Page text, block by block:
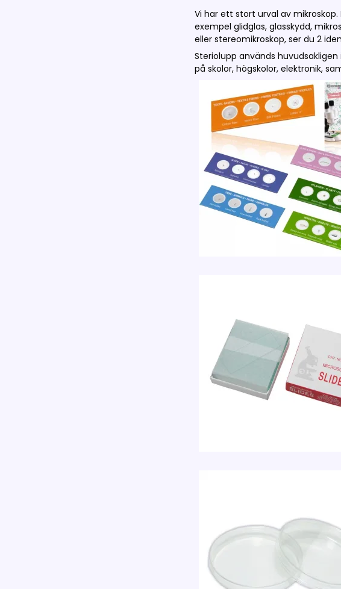
Vi har ett stort urval av
exempel glidglas, glasskydd,
eller stereomikroskop, ser du 2
Steriolupp används
på skolor, högskolor, elektronik,